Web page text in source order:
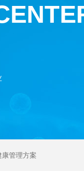
管理方案